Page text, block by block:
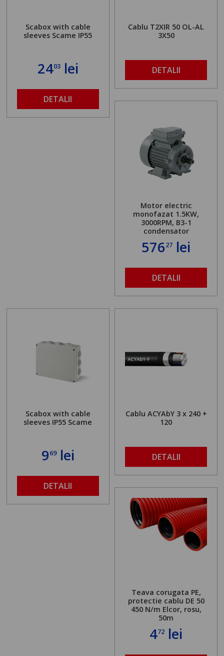
Scabox with cable
sleeves Scame IP55
2403lei
DETALII
Cablu T2XIR 50 OL-AL
3X50
DETALII
Motor electric
monofazat 1.5KW,
3000RPM, B3-1
condensator
57627 lei
DETALII
Scabox with cable
sleeves IP55 Scame
969lei
DETALII
Cablu ACYAbY 3 x 240 +
120
DETALII
Teava corugata PE,
protectie cablu DE 50
450 N/m Elcor, rosu,
50m
472 lei